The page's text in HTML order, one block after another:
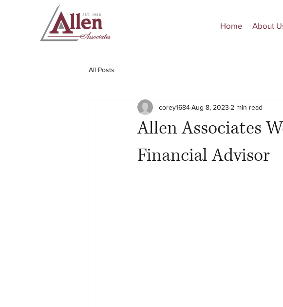
Home About
All Posts
Allen Associates
Financial Advisor
corey1684Aug 8, 2023 2 min read